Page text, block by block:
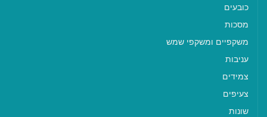
כובעים
מסכות
משקפיים ומשקפי שמש
עניבות
צמידים
צעיפים
שונות